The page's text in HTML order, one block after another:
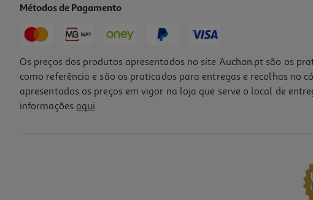
Métodos de Pagamento
Os preços dos produtos apresentados no site Auchan.pt são os
como referência e são os praticados para entregas e recolhas no
apresentados os preços em vigor na loja que serve o local de
informações aqui.